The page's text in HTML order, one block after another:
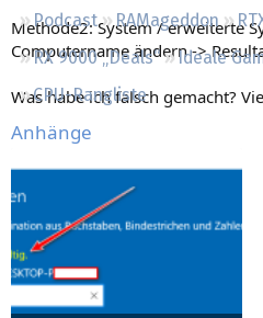
Podcast RAMageddon
RX 9000 „Deals“
Ideale
CPU-Rangliste
Methode2: System / erweiterte
Computername ändern ->
Was habe ich falsch gemacht?
Anhänge